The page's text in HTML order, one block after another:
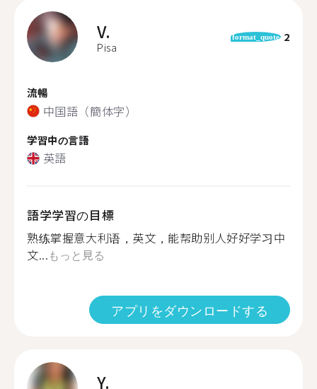
V.
Pisa
format_quote 2
流暢
中国語（簡体字）
学習中の言語
英語
語学学習の目標
熟练掌握意大利语，英文，能帮助别人好好学习中
文...もっと見る
アプリをダウンロードする
Y.